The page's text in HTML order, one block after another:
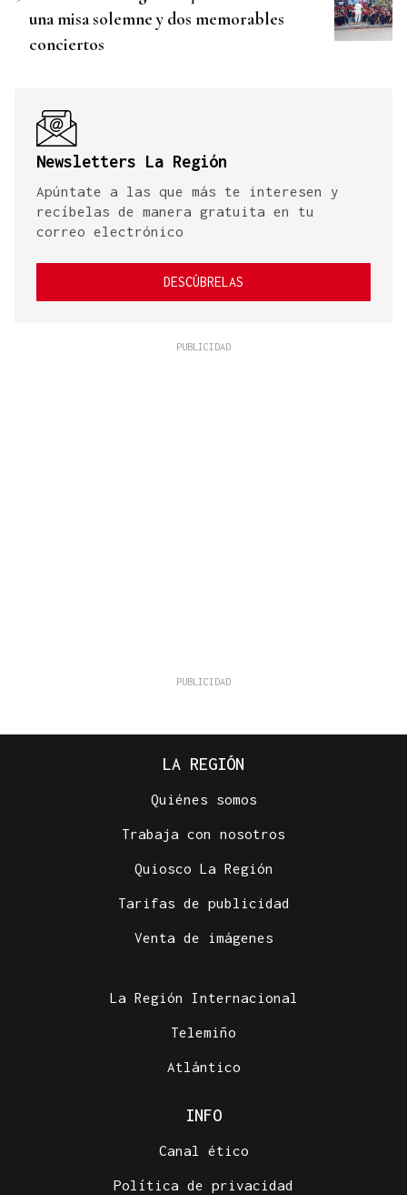
una misa solemne y dos memorables
conciertos
Newsletters La Región
Apúntate a las que más te interesen y
recíbelas de manera gratuita en tu
correo electrónico
DESCÚBRELAS
LA REGIÓN
Quiénes somos
Trabaja con nosotros
Quiosco La Región
Tarifas de publicidad
Venta de imágenes
La Región Internacional
Telemiño
Atlántico
INFO
Canal ético
Política de privacidad